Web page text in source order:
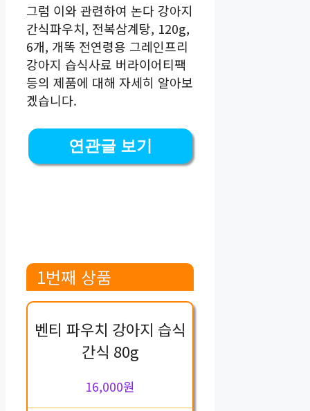
그럼 이와 관련하여 논다 강아지
간식파우치, 전복삼계탕, 120g,
6개, 개똑 전연령용 그레인프리
강아지 습식사료 버라이어티팩
등의 제품에 대해 자세히 알아보
겠습니다.
연관글 보기
1번째 상품
벤티 파우치 강아지 습식
간식 80g
16,000원